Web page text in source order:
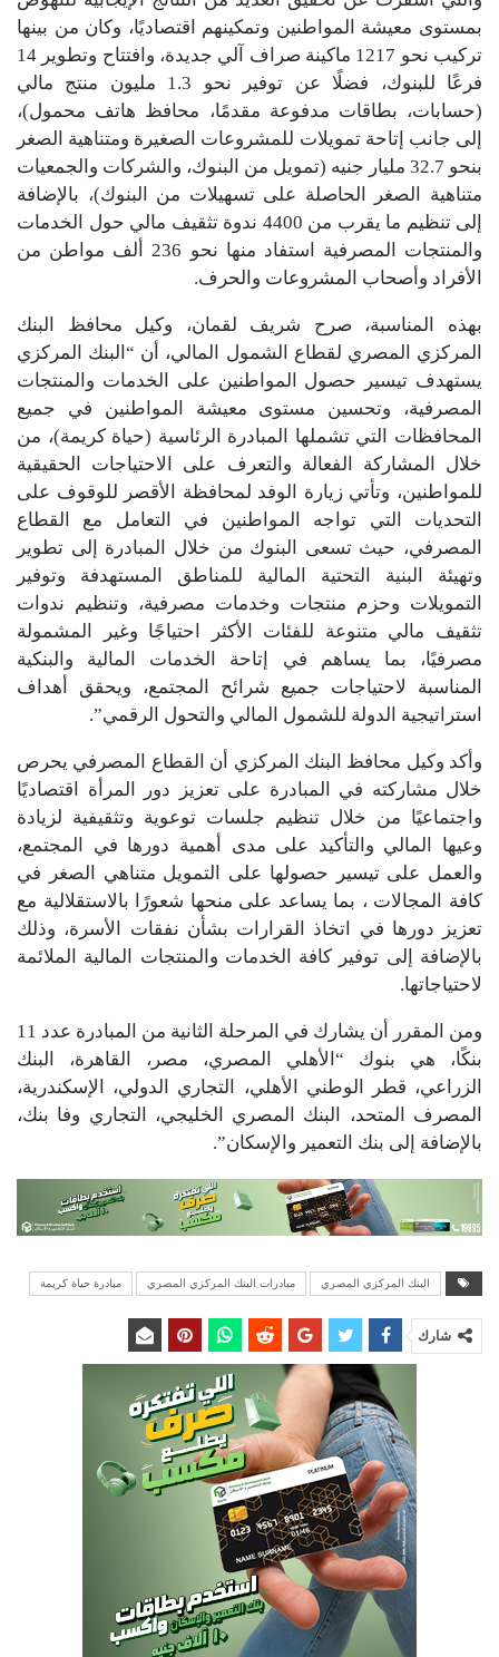
بمستوى معيشة المواطنين وتمكينهم اقتصاديًا، وكان من بينها
تركيب نحو 1217 ماكينة صراف آلي جديدة، وافتتاح وتطوير 14
فرعًا للبنوك، فضلًا عن توفير نحو 1.3 مليون منتج مالي
(حسابات، بطاقات مدفوعة مقدمًا، محافظ هاتف محمول)،
إلى جانب إتاحة تمويلات للمشروعات الصغيرة ومتناهية الصغر
بنحو 32.7 مليار جنيه (تمويل من البنوك، والشركات والجمعيات
متناهية الصغر الحاصلة على تسهيلات من البنوك)، بالإضافة
إلى تنظيم ما يقرب من 4400 ندوة تثقيف مالي حول الخدمات
والمنتجات المصرفية استفاد منها نحو 236 ألف مواطن من
الأفراد وأصحاب المشروعات والحرف.
بهذه المناسبة، صرح شريف لقمان، وكيل محافظ البنك
المركزي المصري لقطاع الشمول المالي، أن “البنك المركزي
يستهدف تيسير حصول المواطنين على الخدمات والمنتجات
المصرفية، وتحسين مستوى معيشة المواطنين في جميع
المحافظات التي تشملها المبادرة الرئاسية (حياة كريمة)، من
خلال المشاركة الفعالة والتعرف على الاحتياجات الحقيقية
للمواطنين، وتأتي زيارة الوفد لمحافظة الأقصر للوقوف على
التحديات التي تواجه المواطنين في التعامل مع القطاع
المصرفي، حيث تسعى البنوك من خلال المبادرة إلى تطوير
وتهيئة البنية التحتية المالية للمناطق المستهدفة وتوفير
التمويلات وحزم منتجات وخدمات مصرفية، وتنظيم ندوات
تثقيف مالي متنوعة للفئات الأكثر احتياجًا وغير المشمولة
مصرفيًا، بما يساهم في إتاحة الخدمات المالية والبنكية
المناسبة لاحتياجات جميع شرائح المجتمع، ويحقق أهداف
استراتيجية الدولة للشمول المالي والتحول الرقمي”.
وأكد وكيل محافظ البنك المركزي أن القطاع المصرفي يحرص
خلال مشاركته في المبادرة على تعزيز دور المرأة اقتصاديًا
واجتماعيًا من خلال تنظيم جلسات توعوية وتثقيفية لزيادة
وعيها المالي والتأكيد على مدى أهمية دورها في المجتمع،
والعمل على تيسير حصولها على التمويل متناهي الصغر في
كافة المجالات ، بما يساعد على منحها شعورًا بالاستقلالية مع
تعزيز دورها في اتخاذ القرارات بشأن نفقات الأسرة، وذلك
بالإضافة إلى توفير كافة الخدمات والمنتجات المالية الملائمة
لاحتياجاتها.
ومن المقرر أن يشارك في المرحلة الثانية من المبادرة عدد 11
بنكًا، هي بنوك “الأهلي المصري، مصر، القاهرة، البنك
الزراعي، قطر الوطني الأهلي، التجاري الدولي، الإسكندرية،
المصرف المتحد، البنك المصري الخليجي، التجاري وفا بنك،
بالإضافة إلى بنك التعمير والإسكان”.
البنك المركزي المصري مبادرات البنك المركزي المصري مبادرة حياة كريمة
شارك